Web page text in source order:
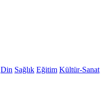
Din Sağlık Eğitim Kültür-Sanat